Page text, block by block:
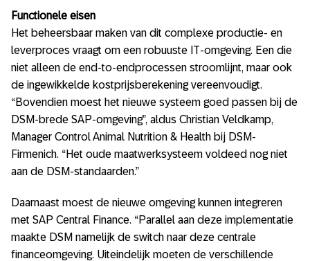
Functionele eisen
Het beheersbaar maken van dit complexe productie- en
leverproces vraagt om een robuuste IT-omgeving. Een die
niet alleen de end-to-endprocessen stroomlijnt, maar ook
de ingewikkelde kostprijsberekening vereenvoudigt.
“Bovendien moest het nieuwe systeem goed passen bij de
DSM-brede SAP-omgeving”, aldus Christian Veldkamp,
Manager Control Animal Nutrition & Health bij DSM-
Firmenich. “Het oude maatwerksysteem voldeed nog niet
aan de DSM-standaarden.”
Daarnaast moest de nieuwe omgeving kunnen integreren
met SAP Central Finance. “Parallel aan deze implementatie
maakte DSM namelijk de switch naar deze centrale
financeomgeving. Uiteindelijk moeten de verschillende